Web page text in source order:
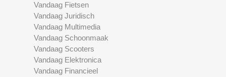
Vandaag Fietsen
Vandaag Juridisch
Vandaag Multimedia
Vandaag Schoonmaak
Vandaag Scooters
Vandaag Elektronica
Vandaag Financieel